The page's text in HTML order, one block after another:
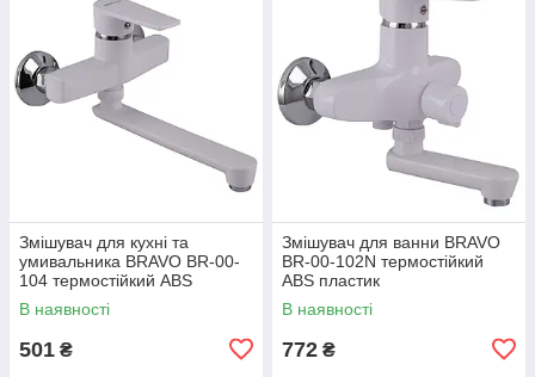
Змішувач для кухні та
умивальника BRAVO BR-00-
104 термостійкий ABS
пластик
В наявності
501 ₴
Змішувач для ванни BRAVO
BR-00-102N термостійкий
ABS пластик
В наявності
772 ₴